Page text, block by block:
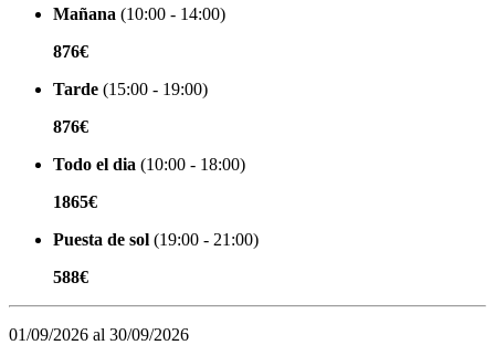
Mañana (10:00 - 14:00)
876€
Tarde (15:00 - 19:00)
876€
Todo el dia (10:00 - 18:00)
1865€
Puesta de sol (19:00 - 21:00)
588€
01/09/2026 al 30/09/2026